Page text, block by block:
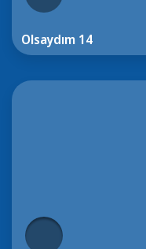
Olsaydım 14